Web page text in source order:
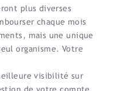
plus diverses
chaque mois
mais une unique
organisme. Votre
visibilité sur